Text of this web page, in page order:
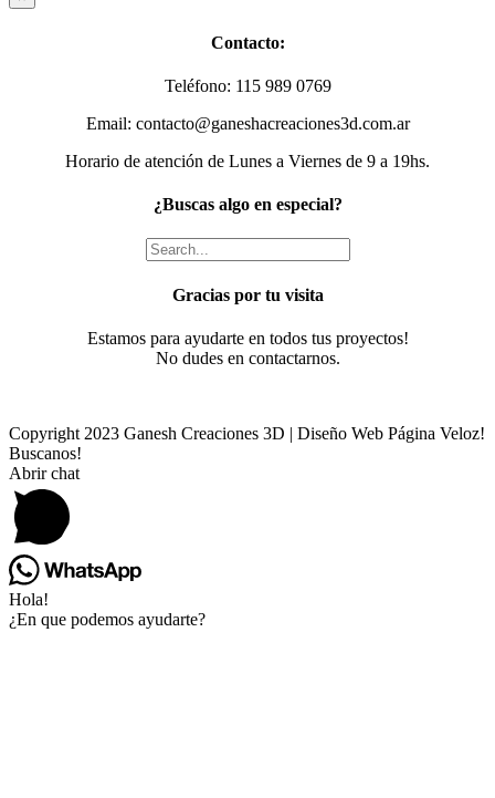
product
Contacto:
Teléfono: 115 989 0769
Email: contacto@ganeshacreaciones3d.com.ar
Horario de atención de Lunes a Viernes de 9 a 19hs.
¿Buscas algo en especial?
Gracias por tu visita
Estamos para ayudarte en todos tus proyectos!
No dudes en contactarnos.
Copyright 2023 Ganesh Creaciones 3D | Diseño Web Página Veloz!
Buscanos!
Facebook
Instagram
Email
Phone
Abrir chat
Hola!
¿En que podemos ayudarte?